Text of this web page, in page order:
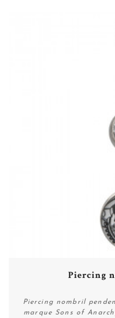
Piercing
Piercing nombril
marque Sons of